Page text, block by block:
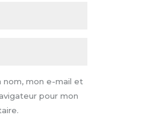
nom, mon e-mail et
pour mon